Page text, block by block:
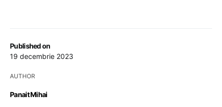
Published on
19 decembrie 2023
AUTHOR
Panait Mihai